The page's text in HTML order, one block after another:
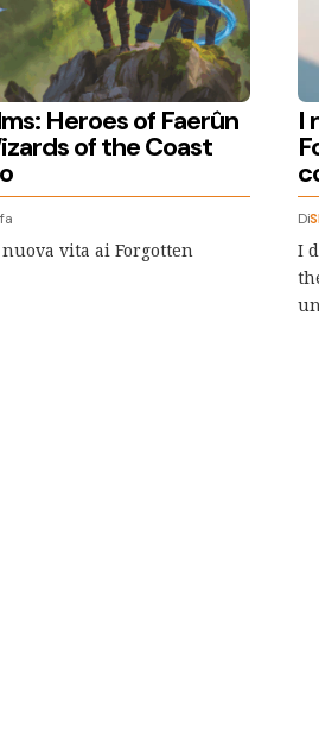
Heroes of Faerûn
of the Coast
vita ai Forgotten
I
Di
I